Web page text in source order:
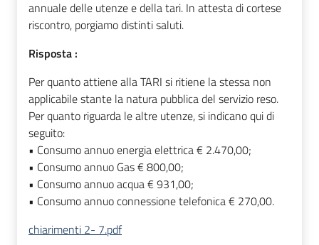
annuale delle utenze e della tari. In attesta di cortese
riscontro, porgiamo distinti saluti.
Risposta :
Per quanto attiene alla TARI si ritiene la stessa non
applicabile stante la natura pubblica del servizio reso.
Per quanto riguarda le altre utenze, si indicano qui di
seguito:
• Consumo annuo energia elettrica € 2.470,00;
• Consumo annuo Gas € 800,00;
• Consumo annuo acqua € 931,00;
• Consumo annuo connessione telefonica € 270,00.
chiarimenti 2- 7.pdf